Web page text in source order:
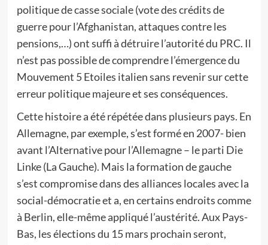
politique de casse sociale (vote des crédits de
guerre pour l’Afghanistan, attaques contre les
pensions,…) ont suffi à détruire l’autorité du PRC. Il
n’est pas possible de comprendre l’émergence du
Mouvement 5 Etoiles italien sans revenir sur cette
erreur politique majeure et ses conséquences.
Cette histoire a été répétée dans plusieurs pays. En
Allemagne, par exemple, s’est formé en 2007- bien
avant l’Alternative pour l’Allemagne – le parti Die
Linke (La Gauche). Mais la formation de gauche
s’est compromise dans des alliances locales avec la
social-démocratie et a, en certains endroits comme
à Berlin, elle-même appliqué l’austérité. Aux Pays-
Bas, les élections du 15 mars prochain seront,